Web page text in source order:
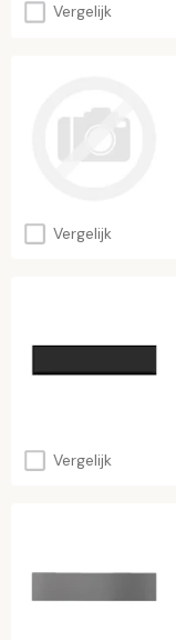
Vergelijk
Vergelijk
Vergelijk